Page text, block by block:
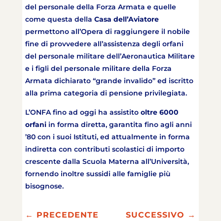
del personale della Forza Armata e quelle
come questa della Casa dell’Aviatore
permettono all’Opera di raggiungere il nobile
fine di provvedere all’assistenza degli orfani
del personale militare dell’Aeronautica Militare
e i figli del personale militare della Forza
Armata dichiarato “grande invalido” ed iscritto
alla prima categoria di pensione privilegiata.
L’ONFA fino ad oggi ha assistito oltre 6000
orfani in forma diretta, garantita fino agli anni
’80 con i suoi Istituti, ed attualmente in forma
indiretta con contributi scolastici di importo
crescente dalla Scuola Materna all’Università,
fornendo inoltre sussidi alle famiglie più
bisognose.
← PRECEDENTE SUCCESSIVO →